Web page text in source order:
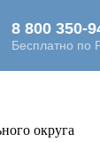
округа